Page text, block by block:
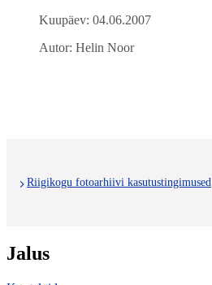
Kuupäev: 04.06.2007
Autor: Helin Noor
Riigikogu fotoarhiivi kasutustingimused
Jalus